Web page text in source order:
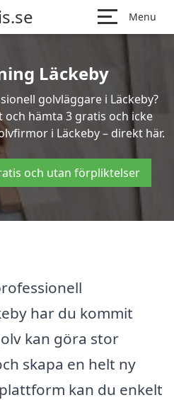
Menu
Läckeby
golvläggare i Läckeby?
hämta 3 gratis och icke
i Läckeby – direkt här.
och utan förpliktelser
har du kommit
kan göra stor
skapa en helt ny
kan du enkelt